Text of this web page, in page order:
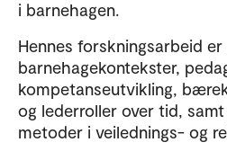
i barnehagen.
Hennes forskningsarbeid
barnehagekontekster,
kompetanseutvikling,
og lederroller over tid,
metoder i veilednings- og